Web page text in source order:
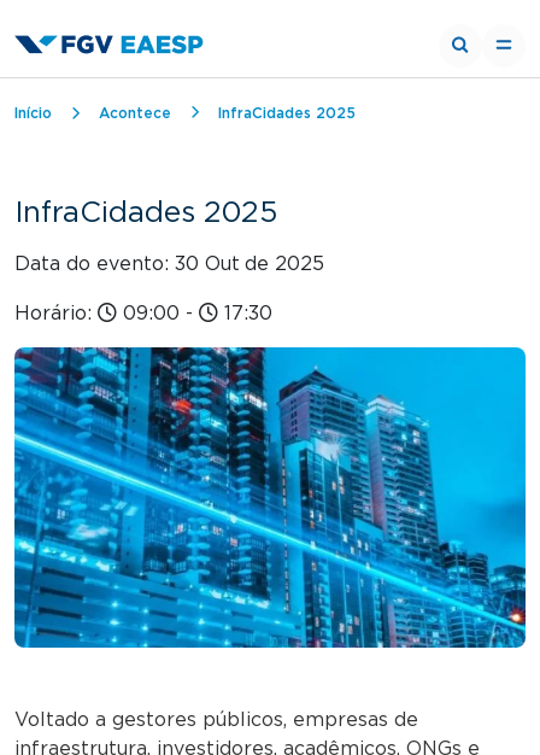
Trilha de navegação
Início Acontece InfraCidades 2025
InfraCidades 2025
Data do evento: 30 Out de 2025
Horário: 09:00 - 17:30
Voltado a gestores públicos, empresas de
infraestrutura, investidores, acadêmicos, ONGs e